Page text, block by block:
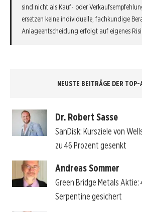
sind nicht als Kauf- oder
ersetzen keine individuelle, fachkundige
Anlageentscheidung erfolgt auf eigenes
NEUSTE BEITRÄGE DER TOP-
Dr. Robert Sasse
SanDisk: Kursziele von
zu 46 Prozent gesenkt
Andreas Sommer
Green Bridge Metals Aktie:
Serpentine gesichert